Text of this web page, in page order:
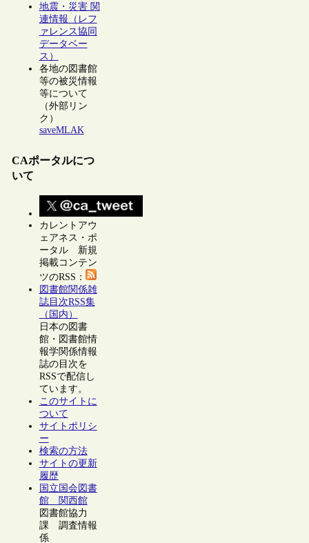
地震・災害 関
連情報（レフ
ァレンス協同
データベー
ス）
各地の図書館
等の被災情報
等について
（外部リン
ク）
saveMLAK
CAポータルにつ
いて
カレントアウ
ェアネス・ポ
ータル 新規
掲載コンテン
ツのRSS：
図書館関係雑
誌目次RSS集
（国内）
日本の図書
館・図書館情
報学関係情報
誌の目次を
RSSで配信し
ています。
このサイトに
ついて
サイトポリシ
ー
検索の方法
サイトの更新
履歴
国立国会図書
館 関西館
図書館協力
課 調査情報
係